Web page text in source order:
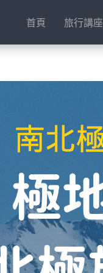
首頁 旅行講座